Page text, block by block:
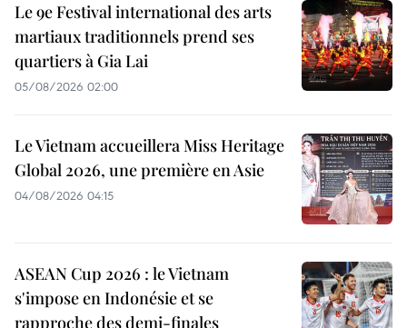
Le 9e Festival international des arts
martiaux traditionnels prend ses
quartiers à Gia Lai
05/08/2026 02:00
Le Vietnam accueillera Miss Heritage
Global 2026, une première en Asie
04/08/2026 04:15
ASEAN Cup 2026 : le Vietnam
s'impose en Indonésie et se
rapproche des demi-finales